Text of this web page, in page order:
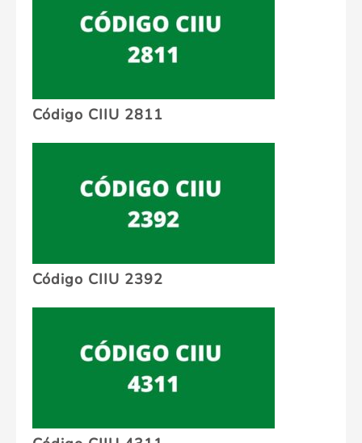
Código CIIU 2811
Código CIIU 2392